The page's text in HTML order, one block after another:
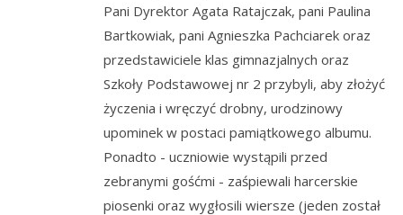
Pani Dyrektor Agata Ratajczak, pani Paulina
Bartkowiak, pani Agnieszka Pachciarek oraz
przedstawiciele klas gimnazjalnych oraz
Szkoły Podstawowej nr 2 przybyli, aby złożyć
życzenia i wręczyć drobny, urodzinowy
upominek w postaci pamiątkowego albumu.
Ponadto - uczniowie wystąpili przed
zebranymi gośćmi - zaśpiewali harcerskie
piosenki oraz wygłosili wiersze (jeden został